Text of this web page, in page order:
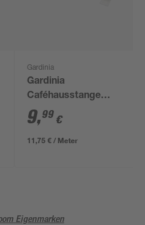
Gardinia
Gardinia
Caféhausstange
'California' wess 85 -
135 cm
9,99 €
11,75 € / Meter
Eigenmarken